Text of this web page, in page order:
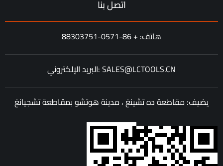
اتصل بنا
هاتف: + 86-0571-88303751
البريد الإلكتروني: SALES@LCTOOLS.CN
يضيف: مقاطعة ده تشينغ ، مدينة هوتشو بمقاطعة تشجيانغ